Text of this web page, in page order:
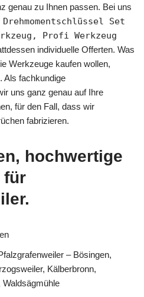
genau zu Ihnen passen. Bei uns
Set
Profi Werkzeug
individuelle Offerten. Was
Werkzeuge kaufen wollen,
Als fachkundige
uns ganz genau auf Ihre
für den Fall, dass wir
fabrizieren.
hochwertige
für
– Bösingen,
Kälberbronn,
Waldsägmühle